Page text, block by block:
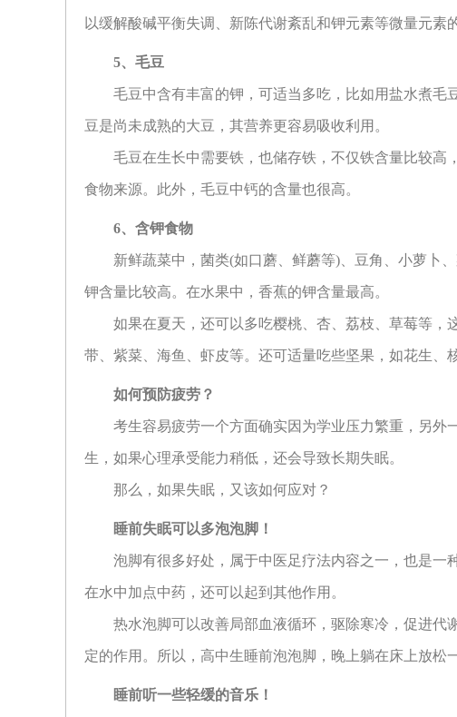
以缓解酸碱平衡失调、新陈代谢紊乱和钾元素等微量元素
5、毛豆
毛豆中含有丰富的钾，可适当多吃，比如用盐水煮
豆是尚未成熟的大豆，其营养更容易吸收利用。
毛豆在生长中需要铁，也储存铁，不仅铁含量比较
食物来源。此外，毛豆中钙的含量也很高。
6、含钾食物
新鲜蔬菜中，菌类(如口蘑、鲜蘑等)、豆角、小萝卜
钾含量比较高。在水果中，香蕉的钾含量最高。
如果在夏天，还可以多吃樱桃、杏、荔枝、草莓等
带、紫菜、海鱼、虾皮等。还可适量吃些坚果，如花生、
如何预防疲劳？
考生容易疲劳一个方面确实因为学业压力繁重，另
生，如果心理承受能力稍低，还会导致长期失眠。
那么，如果失眠，又该如何应对？
睡前失眠可以多泡泡脚！
泡脚有很多好处，属于中医足疗法内容之一，也是一
在水中加点中药，还可以起到其他作用。
热水泡脚可以改善局部血液循环，驱除寒冷，促进
定的作用。所以，高中生睡前泡泡脚，晚上躺在床上放松
睡前听一些轻缓的音乐！